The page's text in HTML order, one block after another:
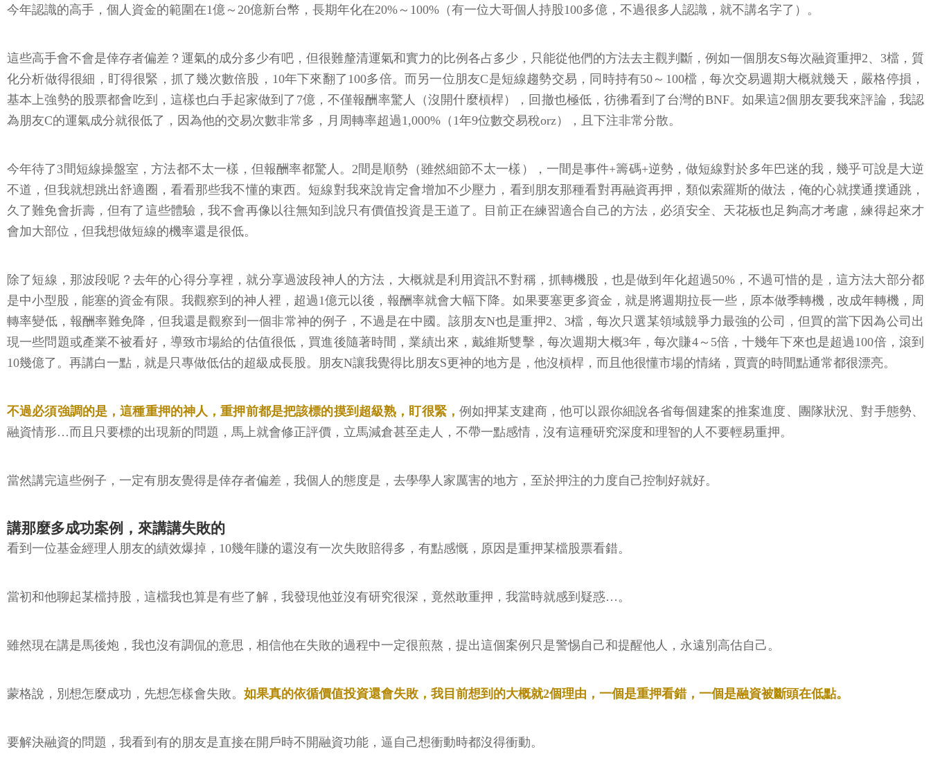
今年認識的高手，個人資金的範圍在1億～20億新台幣，長期年化在20%～100%（有一位大哥個人持股100多億，不過很多人認識，就不講名字了）。
這些高手會不會是倖存者偏差？運氣的成分多少有吧，但很難釐清運氣和實力的比例各占多少，只能從他們的方法去主觀判斷，例如一個朋友S每次融資重押2、3檔，質
化分析做得很細，盯得很緊，抓了幾次數倍股，10年下來翻了100多倍。而另一位朋友C是短線趨勢交易，同時持有50～100檔，每次交易週期大概就幾天，嚴格停損，
基本上強勢的股票都會吃到，這樣也白手起家做到了7億，不僅報酬率驚人（沒開什麼槓桿），回撤也極低，彷彿看到了台灣的BNF。如果這2個朋友要我來評論，我認
為朋友C的運氣成分就很低了，因為他的交易次數非常多，月周轉率超過1,000%（1年9位數交易稅orz），且下注非常分散。
今年待了3間短線操盤室，方法都不太一樣，但報酬率都驚人。2間是順勢（雖然細節不太一樣），一間是事件+籌碼+逆勢，做短線對於多年巴迷的我，幾乎可說是大逆
不道，但我就想跳出舒適圈，看看那些我不懂的東西。短線對我來說肯定會增加不少壓力，看到朋友那種看對再融資再押，類似索羅斯的做法，俺的心就撲通撲通跳，
久了難免會折壽，但有了這些體驗，我不會再像以往無知到說只有價值投資是王道了。目前正在練習適合自己的方法，必須安全、天花板也足夠高才考慮，練得起來才
會加大部位，但我想做短線的機率還是很低。
除了短線，那波段呢？去年的心得分享裡，就分享過波段神人的方法，大概就是利用資訊不對稱，抓轉機股，也是做到年化超過50%，不過可惜的是，這方法大部分都
是中小型股，能塞的資金有限。我觀察到的神人裡，超過1億元以後，報酬率就會大幅下降。如果要塞更多資金，就是將週期拉長一些，原本做季轉機，改成年轉機，周
轉率變低，報酬率難免降，但我還是觀察到一個非常神的例子，不過是在中國。該朋友N也是重押2、3檔，每次只選某領域競爭力最強的公司，但買的當下因為公司出
現一些問題或產業不被看好，導致市場給的估值很低，買進後隨著時間，業績出來，戴維斯雙擊，每次週期大概3年，每次賺4～5倍，十幾年下來也是超過100倍，滾到
10幾億了。再講白一點，就是只專做低估的超級成長股。朋友N讓我覺得比朋友S更神的地方是，他沒槓桿，而且他很懂市場的情緒，買賣的時間點通常都很漂亮。
不過必須強調的是，這種重押的神人，重押前都是把該標的摸到超級熟，盯很緊， 例如押某支建商，他可以跟你細說各省每個建案的推案進度、團隊狀況、對手態勢、
融資情形…而且只要標的出現新的問題，馬上就會修正評價，立馬減倉甚至走人，不帶一點感情，沒有這種研究深度和理智的人不要輕易重押。
當然講完這些例子，一定有朋友覺得是倖存者偏差，我個人的態度是，去學學人家厲害的地方，至於押注的力度自己控制好就好。
講那麼多成功案例，來講講失敗的
看到一位基金經理人朋友的績效爆掉，10幾年賺的還沒有一次失敗賠得多，有點感慨，原因是重押某檔股票看錯。
當初和他聊起某檔持股，這檔我也算是有些了解，我發現他並沒有研究很深，竟然敢重押，我當時就感到疑惑…。
雖然現在講是馬後炮，我也沒有調侃的意思，相信他在失敗的過程中一定很煎熬，提出這個案例只是警惕自己和提醒他人，永遠別高估自己。
蒙格說，別想怎麼成功，先想怎樣會失敗。 如果真的依循價值投資還會失敗，我目前想到的大概就2個理由，一個是重押看錯，一個是融資被斷頭在低點。
要解決融資的問題，我看到有的朋友是直接在開戶時不開融資功能，逼自己想衝動時都沒得衝動。